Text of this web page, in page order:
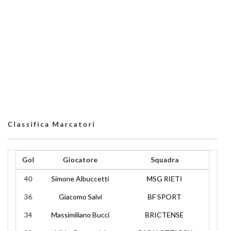
Classifica Marcatori
Gol Giocatore Squadra
40 Simone Albuccetti MSG RIETI
36 Giacomo Salvi BF SPORT
34 Massimiliano Bucci BRICTENSE